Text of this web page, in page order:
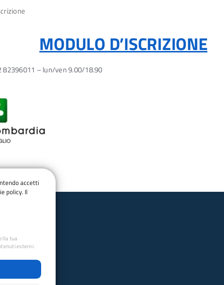
MODULO D’ISCRIZIONE
– lun/ven 9.00/18.90
accetti
policy. Il
tua
esterni.